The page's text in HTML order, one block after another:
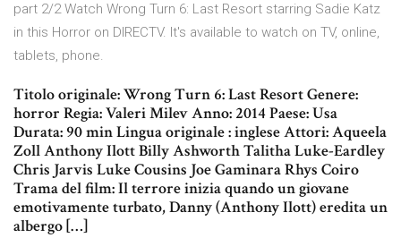
part 2/2 Watch Wrong Turn 6: Last Resort starring Sadie Katz
in this Horror on DIRECTV. It's available to watch on TV, online,
tablets, phone.
Titolo originale: Wrong Turn 6: Last Resort Genere:
horror Regia: Valeri Milev Anno: 2014 Paese: Usa
Durata: 90 min Lingua originale : inglese Attori: Aqueela
Zoll Anthony Ilott Billy Ashworth Talitha Luke-Eardley
Chris Jarvis Luke Cousins Joe Gaminara Rhys Coiro
Trama del film: Il terrore inizia quando un giovane
emotivamente turbato, Danny (Anthony Ilott) eredita un
albergo […]